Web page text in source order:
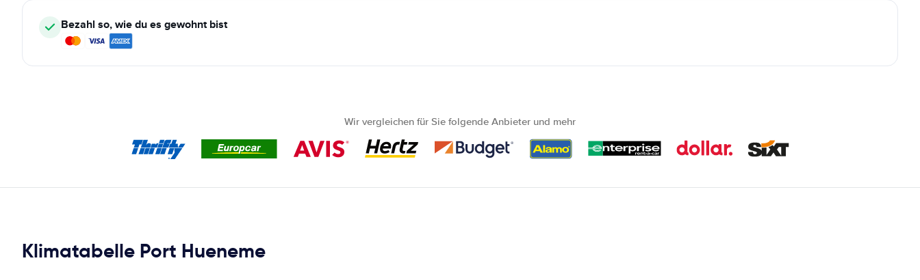
Bezahl so, wie du es gewohnt bist
Wir vergleichen für Sie folgende Anbieter und mehr
Klimatabelle Port Hueneme